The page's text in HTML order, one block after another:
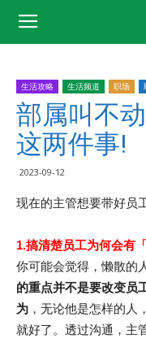
生活攻略 生活频道 职场
部属叫不
这两件事!
2023-09-12
现在的主管想要带好员
1.搞清楚员工为何会有
你可能会觉得，懒散的
的重点并不是要改变员
为 ，无论他是怎样的人
就好了。透过沟通，主